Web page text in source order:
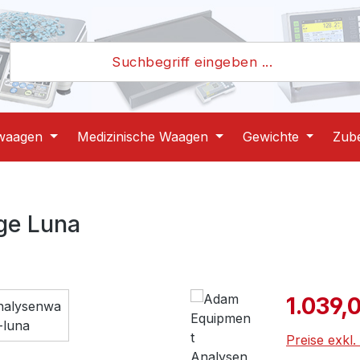
Medizinische Waagen Gewichte
Luna
Preise